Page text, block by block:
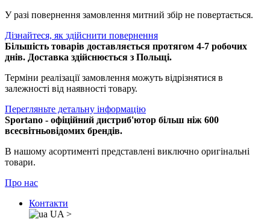
У разі повернення замовлення митний збір не повертається.
Дізнайтеся, як здійснити повернення
Більшість товарів доставляється протягом 4-7 робочих
днів. Доставка здійснюється з Польщі.
Терміни реалізації замовлення можуть відрізнятися в
залежності від наявності товару.
Перегляньте детальну інформацію
Sportano - офіційний дистриб'ютор більш ніж 600
всесвітньовідомих брендів.
В нашому асортименті представлені виключно оригінальні
товари.
Про нас
Контакти
UA >